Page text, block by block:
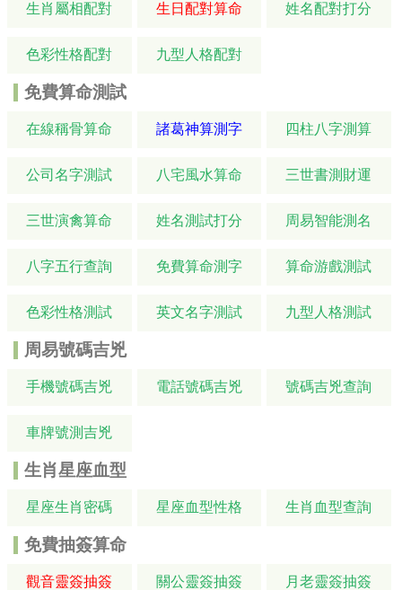
生肖屬相配對 生日配對算命 姓名配對打分
色彩性格配對 九型人格配對
免費算命測試
在線稱骨算命 諸葛神算測字 四柱八字測算
公司名字測試 八宅風水算命 三世書測財運
三世演禽算命 姓名測試打分 周易智能測名
八字五行查詢 免費算命測字 算命游戲測試
色彩性格測試 英文名字測試 九型人格測試
周易號碼吉兇
手機號碼吉兇 電話號碼吉兇 號碼吉兇查詢
車牌號測吉兇
生肖星座血型
星座生肖密碼 星座血型性格 生肖血型查詢
免費抽簽算命
觀音靈簽抽簽 關公靈簽抽簽 月老靈簽抽簽